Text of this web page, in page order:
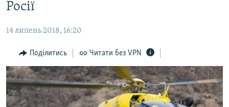
основної
Перейти
пошукуІНТЕРВ'Ю
ВСЕ ЗА ДЕНЬ
СПЕЦПРОЕКТИ
Росії
14 липень 2018, 16:20
Поділитись Читати без VPN